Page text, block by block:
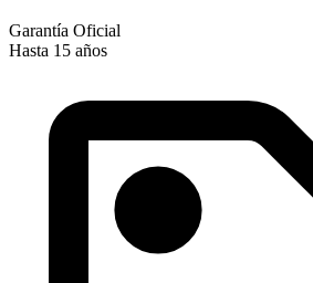
Garantía Oficial
Hasta 15 años